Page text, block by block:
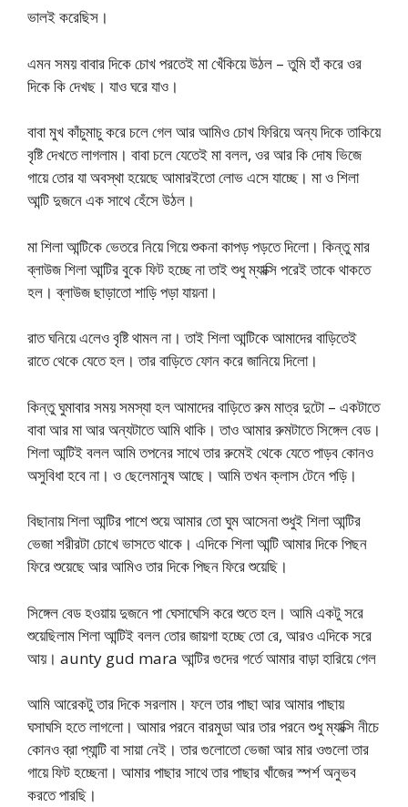
ভালই করেছিস।
এমন সময় বাবার দিকে চোখ পরতেই মা খেঁকিয়ে উঠল – তুমি হাঁ করে ওর
দিকে কি দেখছ। যাও ঘরে যাও।
বাবা মুখ কাঁচুমাচু করে চলে গেল আর আমিও চোখ ফিরিয়ে অন্য দিকে তাকিয়ে
বৃষ্টি দেখতে লাগলাম। বাবা চলে যেতেই মা বলল, ওর আর কি দোষ ভিজে
গায়ে তোর যা অবস্থা হয়েছে আমারইতো লোভ এসে যাচ্ছে। মা ও শিলা
আন্টি দুজনে এক সাথে হেঁসে উঠল।
মা শিলা আন্টিকে ভেতরে নিয়ে গিয়ে শুকনা কাপড় পড়তে দিলো। কিন্তু মার
ব্লাউজ শিলা আন্টির বুকে ফিট হচ্ছে না তাই শুধু ম্যাক্সি পরেই তাকে থাকতে
হল। ব্লাউজ ছাড়াতো শাড়ি পড়া যায়না।
রাত ঘনিয়ে এলেও বৃষ্টি থামল না। তাই শিলা আন্টিকে আমাদের বাড়িতেই
রাতে থেকে যেতে হল। তার বাড়িতে ফোন করে জানিয়ে দিলো।
কিন্তু ঘুমাবার সময় সমস্যা হল আমাদের বাড়িতে রুম মাত্র দুটো – একটাতে
বাবা আর মা আর অন্যটাতে আমি থাকি। তাও আমার রুমটাতে সিঙ্গেল বেড।
শিলা আন্টিই বলল আমি তপনের সাথে তার রুমেই থেকে যেতে পাড়ব কোনও
অসুবিধা হবে না। ও ছেলেমানুষ আছে। আমি তখন ক্লাস টেনে পড়ি।
বিছানায় শিলা আন্টির পাশে শুয়ে আমার তো ঘুম আসেনা শুধুই শিলা আন্টির
ভেজা শরীরটা চোখে ভাসতে থাকে। এদিকে শিলা আন্টি আমার দিকে পিছন
ফিরে শুয়েছে আর আমিও তার দিকে পিছন ফিরে শুয়েছি।
সিঙ্গেল বেড হওয়ায় দুজনে পা ঘেসাঘেসি করে শুতে হল। আমি একটু সরে
শুয়েছিলাম শিলা আন্টিই বলল তোর জায়গা হচ্ছে তো রে, আরও এদিকে সরে
আয়। aunty gud mara আন্টির গুদের গর্তে আমার বাড়া হারিয়ে গেল
আমি আরেকটু তার দিকে সরলাম। ফলে তার পাছা আর আমার পাছায়
ঘসাঘসি হতে লাগলো। আমার পরনে বারমুডা আর তার পরনে শুধু ম্যাক্সি নীচে
কোনও ব্রা প্যান্টি বা সায়া নেই। তার গুলোতো ভেজা আর মার ওগুলো তার
গায়ে ফিট হচ্ছেনা। আমার পাছার সাথে তার পাছার খাঁজের স্পর্শ অনুভব
করতে পারছি।